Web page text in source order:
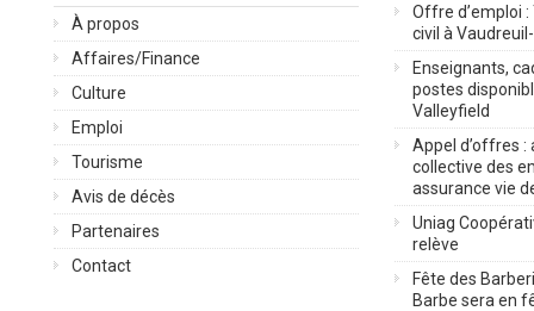
À propos
Affaires/Finance
Culture
Emploi
Tourisme
Avis de décès
Partenaires
Contact
Offre d’emploi
civil à
Enseignants,
postes
Valleyfield
Appel d’offres :
collective des
assurance vie
Uniag
relève
Fête des
Barbe sera en